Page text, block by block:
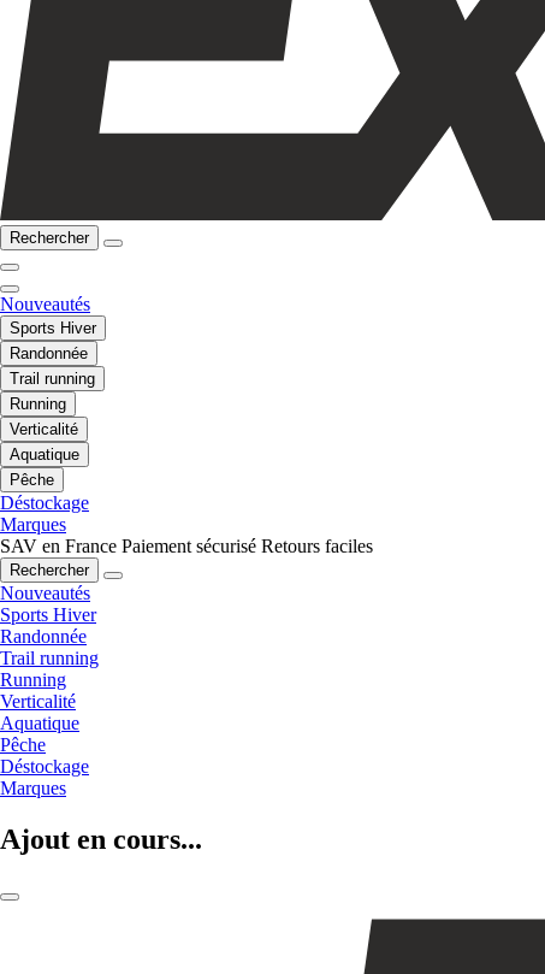
Rechercher
Nouveautés
Sports Hiver
Randonnée
Trail running
Running
Verticalité
Aquatique
Pêche
Déstockage
Marques
SAV en France Paiement sécurisé Retours faciles
Rechercher
Nouveautés
Sports Hiver
Randonnée
Trail running
Running
Verticalité
Aquatique
Pêche
Déstockage
Marques
Ajout en cours...